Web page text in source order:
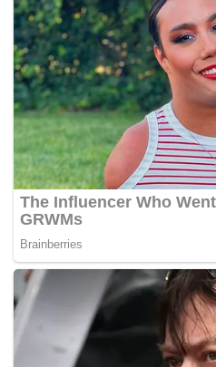
Norzizi merupakan anak
Zain dan Normala Omar telah
dari Universiti Wollongong,
memperoleh PhD baru-baru ini.
Dalam kegembiraan itu,
olehnya sepanjang tempoh itu
telah diserang strok pada Jun